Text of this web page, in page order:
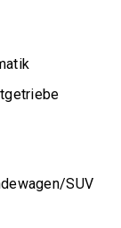
SUV